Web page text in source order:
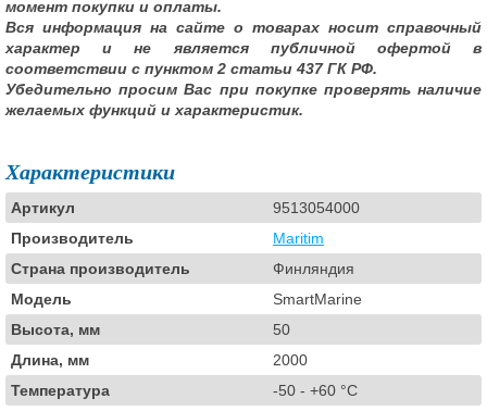
момент покупки и оплаты.
Вся информация на сайте о товарах носит справочный
характер и не является публичной офертой в
соответствии с пунктом 2 статьи 437 ГК РФ.
Убедительно просим Вас при покупке проверять наличие
желаемых функций и характеристик.
Характеристики
Артикул
9513054000
Производитель
Maritim
Страна производитель
Финляндия
Модель
SmartMarine
Высота, мм
50
Длина, мм
2000
Температура
-50 - +60 °C